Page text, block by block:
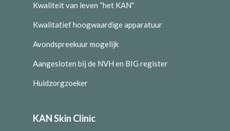
Kwaliteit van leven “het KAN”
Kwalitatief hoogwaardige apparatuur
Avondspreekuur mogelijk
Aangesloten bij de NVH en BIG register
Huidzorgzoeker
KAN Skin Clinic